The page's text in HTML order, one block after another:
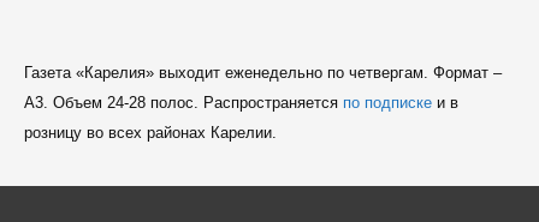
Газета «Карелия» выходит еженедельно по четвергам. Формат –
A3. Объем 24-28 полос. Распространяется по подпискеи в
розницу во всех районах Карелии.